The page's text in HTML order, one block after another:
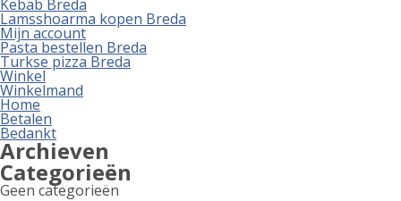
Kebab Breda
Lamsshoarma kopen Breda
Mijn account
Pasta bestellen Breda
Turkse pizza Breda
Winkel
Winkelmand
Home
Betalen
Bedankt
Archieven
Categorieën
Geen categorieën